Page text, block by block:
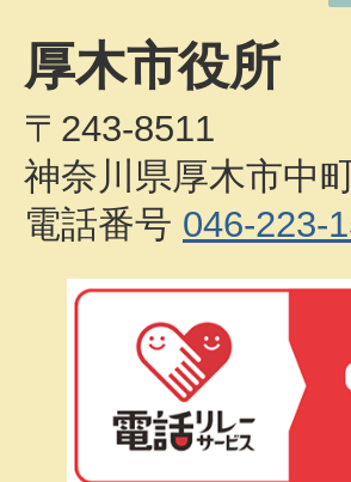
厚木市役所
〒243-8511
神奈川県厚木市中
電話番号 046-223-